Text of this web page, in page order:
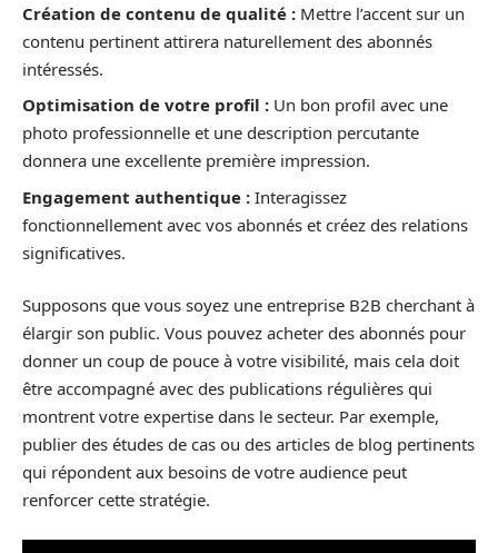
Création de contenu de qualité : Mettre l’accent sur un
contenu pertinent attirera naturellement des abonnés
intéressés.
Optimisation de votre profil : Un bon profil avec une
photo professionnelle et une description percutante
donnera une excellente première impression.
Engagement authentique : Interagissez
fonctionnellement avec vos abonnés et créez des relations
significatives.
Supposons que vous soyez une entreprise B2B cherchant à
élargir son public. Vous pouvez acheter des abonnés pour
donner un coup de pouce à votre visibilité, mais cela doit
être accompagné avec des publications régulières qui
montrent votre expertise dans le secteur. Par exemple,
publier des études de cas ou des articles de blog pertinents
qui répondent aux besoins de votre audience peut
renforcer cette stratégie.